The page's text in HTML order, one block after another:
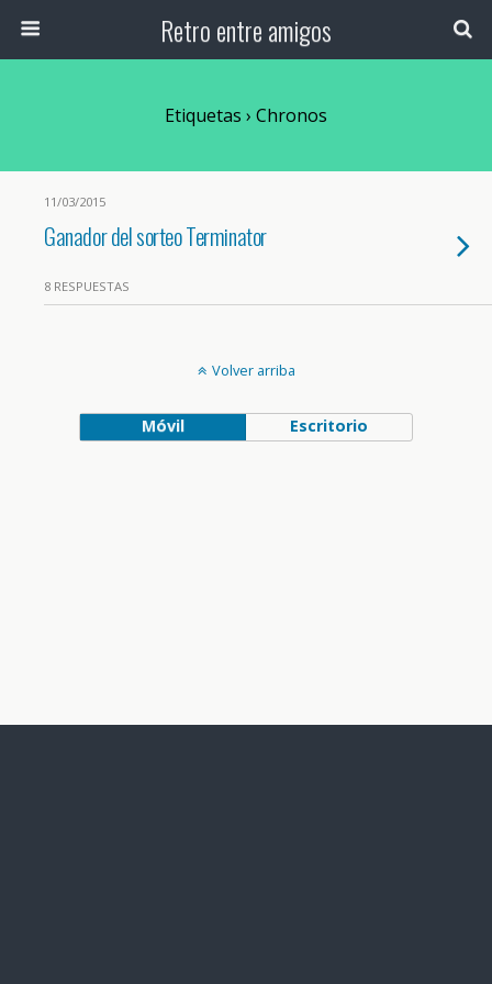
Retro entre amigos
Etiquetas › Chronos
11/03/2015
Ganador del sorteo Terminator
8 RESPUESTAS
Volver arriba
Móvil Escritorio